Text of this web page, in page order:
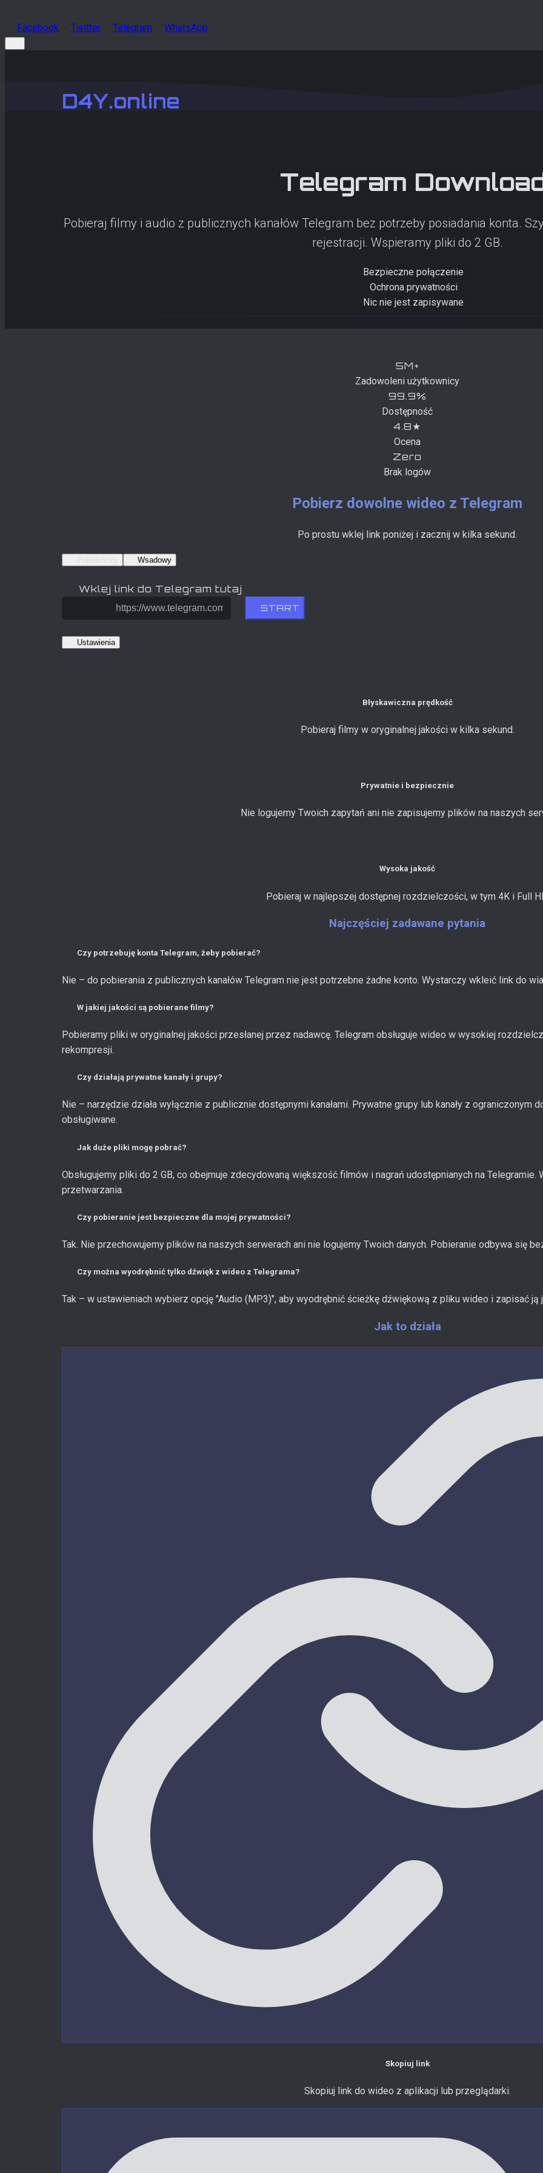
Facebook Twitter Telegram WhatsApp
D4Y.online
Telegram
Pobieraj filmy i audio z publicznych kanałów Telegram bez potrzeby posiadania konta.
rejestracji. Wspieramy pliki do 2 GB.
Bezpieczne połączenie
Ochrona prywatności
Nic nie jest zapisywane
5M+
Zadowoleni użytkownicy
99.9%
Dostępność
4.8★
Ocena
Zero
Brak logów
Pobierz dowolne wideo z Telegram
Po prostu wklej link poniżej i zacznij w kilka sekund.
Wsadowy
Wklej link do Telegram tutaj
START
Ustawienia
Błyskawiczna prędkość
Pobieraj filmy w oryginalnej jakości w kilka sekund.
Prywatnie i bezpiecznie
Nie logujemy Twoich zapytań ani nie zapisujemy plików na naszych
Wysoka jakość
Pobieraj w najlepszej dostępnej rozdzielczości, w tym 4K i Full
Najczęściej zadawane pytania
Czy potrzebuję konta Telegram, żeby pobierać?
Nie – do pobierania z publicznych kanałów Telegram nie jest potrzebne żadne konto. Wystarczy wkleić link do
W jakiej jakości są pobierane filmy?
Pobieramy pliki w oryginalnej jakości przesłanej przez nadawcę. Telegram obsługuje wideo w wysokiej
rekompresji.
Czy działają prywatne kanały i grupy?
Nie – narzędzie działa wyłącznie z publicznie dostępnymi kanałami. Prywatne grupy lub kanały z ograniczonym
obsługiwane.
Jak duże pliki mogę pobrać?
Obsługujemy pliki do 2 GB, co obejmuje zdecydowaną większość filmów i nagrań udostępnianych na
przetwarzania.
Czy pobieranie jest bezpieczne dla mojej prywatności?
Tak. Nie przechowujemy plików na naszych serwerach ani nie logujemy Twoich danych. Pobieranie odbywa się
Czy można wyodrębnić tylko dźwięk z wideo z Telegrama?
Tak – w ustawieniach wybierz opcję "Audio (MP3)", aby wyodrębnić ścieżkę dźwiękową z pliku wideo i zapisać ją
Jak to działa
Skopiuj link
Skopiuj link do wideo z aplikacji lub przeglądarki.